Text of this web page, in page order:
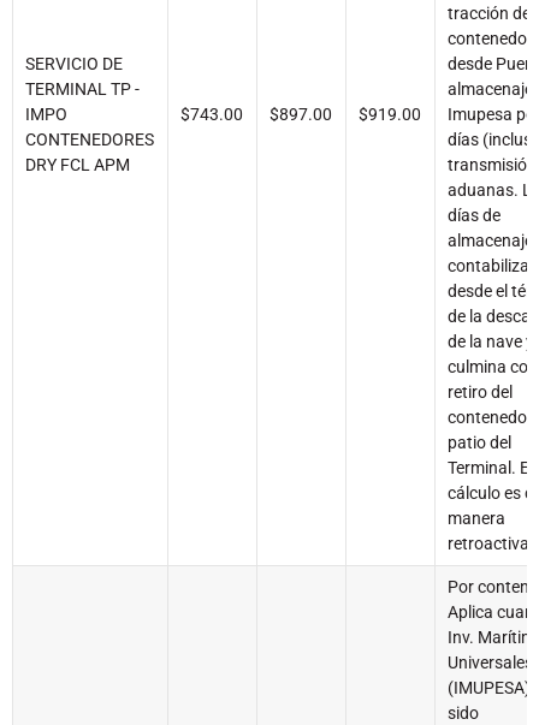
SERVICIO DE
TERMINAL TP -
IMPO
CONTENEDORES
DRY FCL APM
$743.00 $897.00 $919.00
tracción del
contenedor
desde
almacenaje
Imupesa
días
transmisión
aduanas.
días de
almacenaje
contabilizan
desde el
de la
de la nave y
culmina
retiro del
contenedor
patio del
Terminal. El
cálculo es
manera
retroactiva.
Por
Aplica
Inv.
Universales
(IMUPESA)
sido